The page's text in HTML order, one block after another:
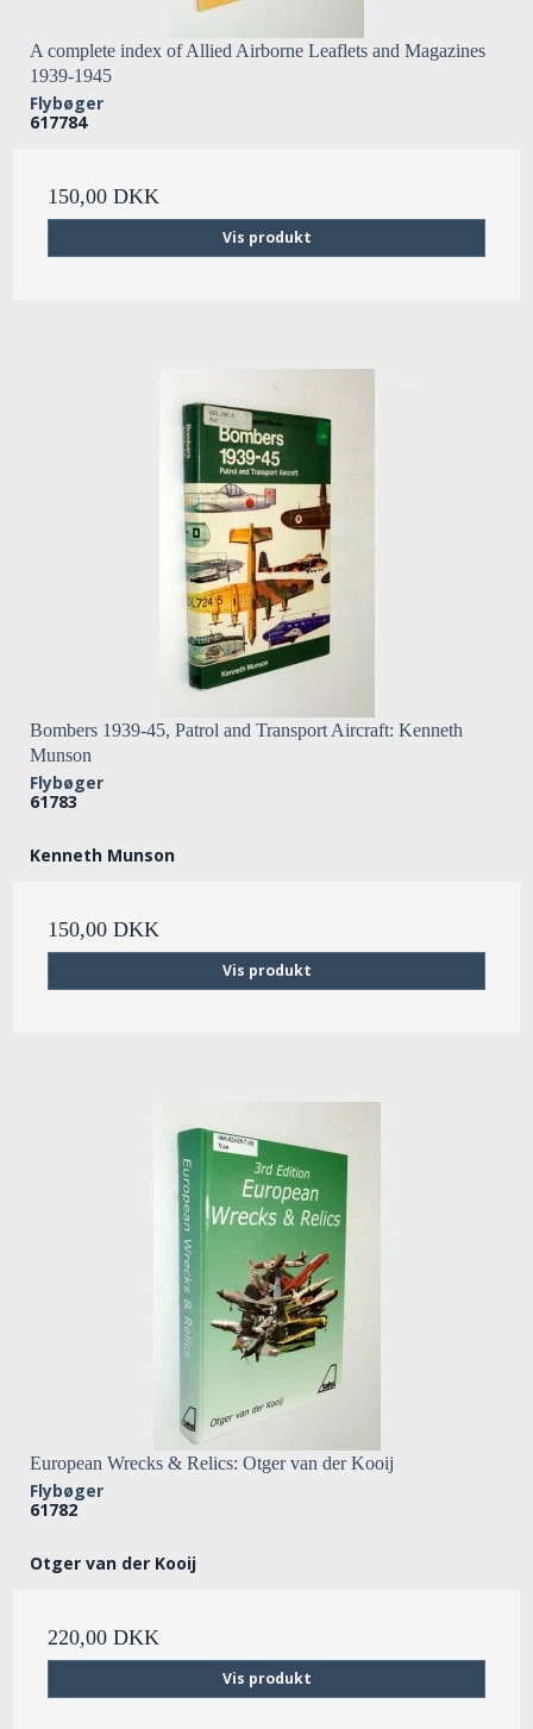
A complete index of Allied Airborne Leaflets and Magazines
1939-1945
Flybøger
617784
150,00 DKK
Vis produkt
Bombers 1939-45, Patrol and Transport Aircraft: Kenneth
Munson
Flybøger
61783
Kenneth Munson
150,00 DKK
Vis produkt
European Wrecks & Relics: Otger van der Kooij
Flybøger
61782
Otger van der Kooij
220,00 DKK
Vis produkt